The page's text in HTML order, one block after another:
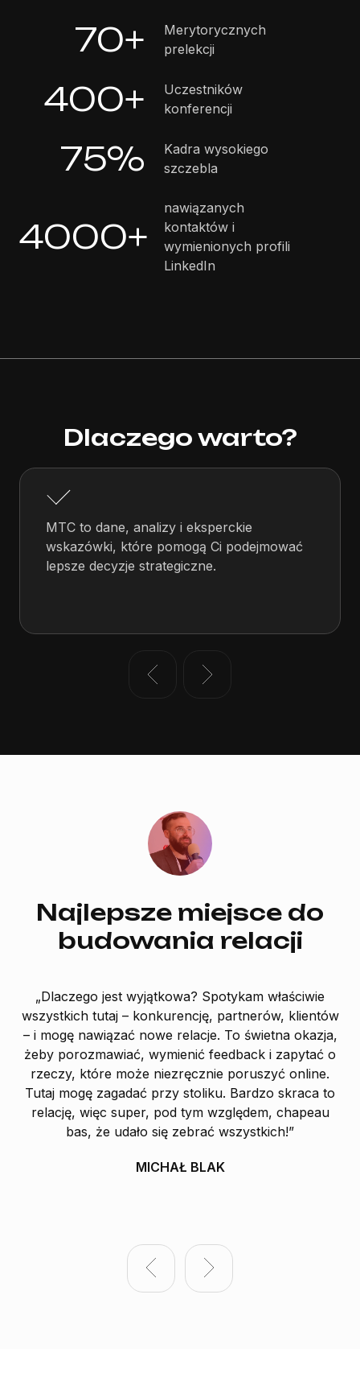
70+
Merytorycznych
prelekcji
400+
Uczestników
konferencji
75%
Kadra wysokiego
szczebla
4000+
nawiązanych
kontaktów i
wymienionych profili
LinkedIn
Dlaczego warto?
MTC to dane, analizy i eksperckie
wskazówki, które pomogą Ci podejmować
lepsze decyzje strategiczne.
Najlepsze miejsce do
budowania relacji
„Dlaczego jest wyjątkowa? Spotykam właściwie
wszystkich tutaj – konkurencję, partnerów, klientów
– i mogę nawiązać nowe relacje. To świetna okazja,
żeby porozmawiać, wymienić feedback i zapytać o
rzeczy, które może niezręcznie poruszyć online.
Tutaj mogę zagadać przy stoliku. Bardzo skraca to
relację, więc super, pod tym względem, chapeau
bas, że udało się zebrać wszystkich!”
MICHAŁ BLAK